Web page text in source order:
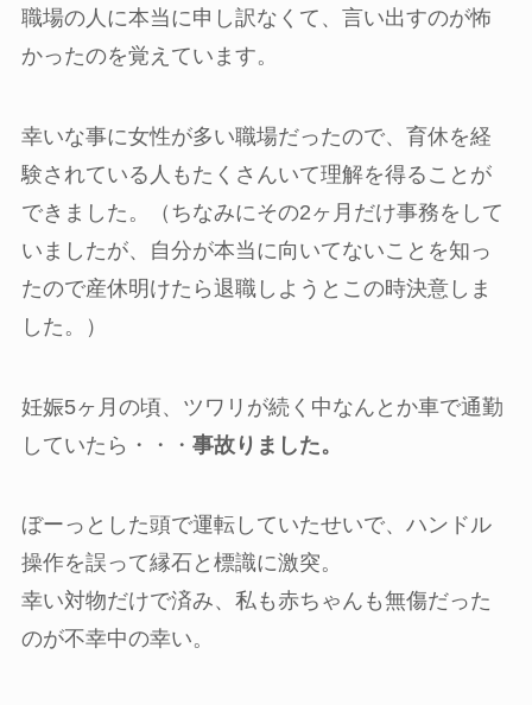
職場の人に本当に申し訳なくて、言い出すのが怖
かったのを覚えています。
幸いな事に女性が多い職場だったので、育休を経
験されている人もたくさんいて理解を得ることが
できました。（ちなみにその2ヶ月だけ事務をして
いましたが、自分が本当に向いてないことを知っ
たので産休明けたら退職しようとこの時決意しま
した。）
妊娠5ヶ月の頃、ツワリが続く中なんとか車で通勤
していたら・・・ 事故りました。
ぼーっとした頭で運転していたせいで、ハンドル
操作を誤って縁石と標識に激突。
幸い対物だけで済み、私も赤ちゃんも無傷だった
のが不幸中の幸い。